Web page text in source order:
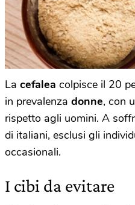
La cefalea colpisce il 20
in prevalenza donne, con
rispetto agli uomini. A
di italiani, esclusi gli
occasionali.
I cibi da evitare